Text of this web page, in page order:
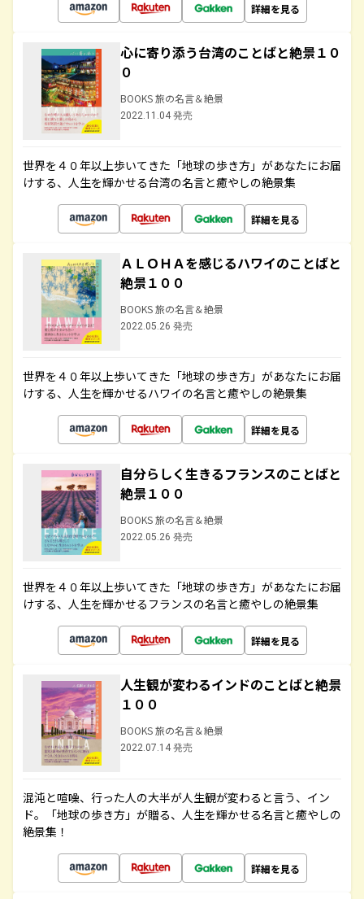
詳細を見る
心に寄り添う台湾のことばと絶景１０
０
BOOKS 旅の名言＆絶景
2022.11.04 発売
世界を４０年以上歩いてきた「地球の歩き方」があなたにお届
けする、人生を輝かせる台湾の名言と癒やしの絶景集
詳細を見る
ＡＬＯＨＡを感じるハワイのことばと
絶景１００
BOOKS 旅の名言＆絶景
2022.05.26 発売
世界を４０年以上歩いてきた「地球の歩き方」があなたにお届
けする、人生を輝かせるハワイの名言と癒やしの絶景集
詳細を見る
自分らしく生きるフランスのことばと
絶景１００
BOOKS 旅の名言＆絶景
2022.05.26 発売
世界を４０年以上歩いてきた「地球の歩き方」があなたにお届
けする、人生を輝かせるフランスの名言と癒やしの絶景集
詳細を見る
人生観が変わるインドのことばと絶景
１００
BOOKS 旅の名言＆絶景
2022.07.14 発売
混沌と喧噪、行った人の大半が人生観が変わると言う、イン
ド。「地球の歩き方」が贈る、人生を輝かせる名言と癒やしの
絶景集！
詳細を見る